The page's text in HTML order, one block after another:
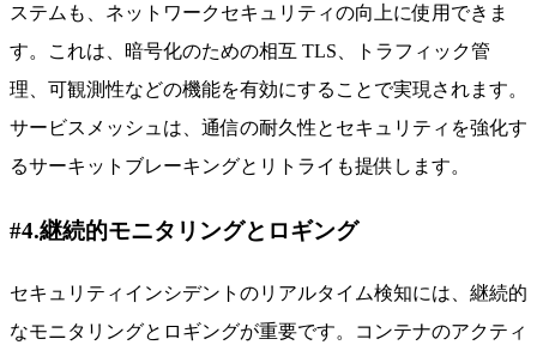
ステムも、ネットワークセキュリティの向上に使用できま
す。これは、暗号化のための相互 TLS、トラフィック管
理、可観測性などの機能を有効にすることで実現されます。
サービスメッシュは、通信の耐久性とセキュリティを強化す
るサーキットブレーキングとリトライも提供します。
#4.継続的モニタリングとロギング
セキュリティインシデントのリアルタイム検知には、継続的
なモニタリングとロギングが重要です。コンテナのアクティ